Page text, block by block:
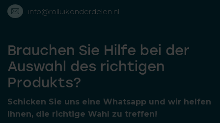
info@rolluikonderdelen.nl
Brauchen Sie Hilfe bei der
Auswahl des richtigen
Produkts?
Schicken Sie uns eine Whatsapp und wir helfen
Ihnen, die richtige Wahl zu treffen!